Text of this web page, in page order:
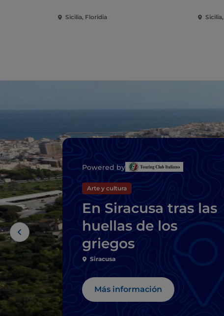
Sicilia, Floridia
Powered by
Arte y cultura
En Siracusa tras las
huellas de los
griegos
Siracusa
Más información